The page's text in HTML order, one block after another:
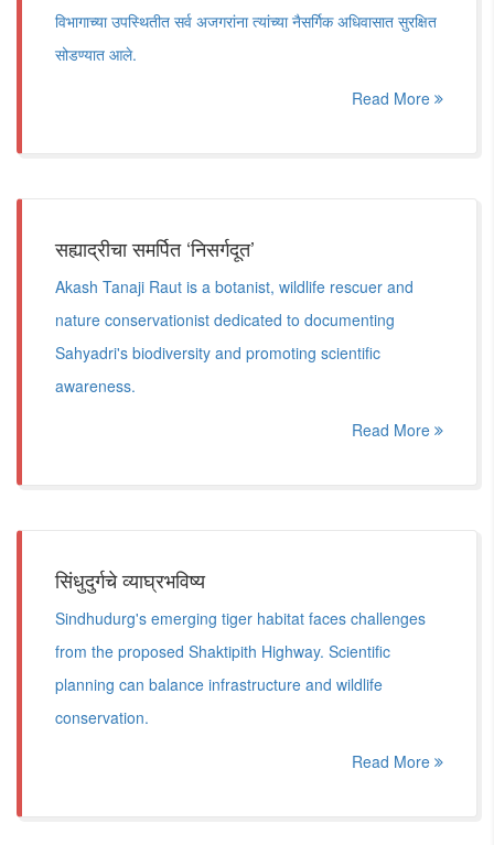
विभागाच्या उपस्थितीत सर्व अजगरांना त्यांच्या नैसर्गिक अधिवासात सुरक्षित
सोडण्यात आले.
Read More
सह्याद्रीचा समर्पित ‘निसर्गदूत’
Akash Tanaji Raut is a botanist, wildlife rescuer and
nature conservationist dedicated to documenting
Sahyadri's biodiversity and promoting scientific
awareness.
Read More
सिंधुदुर्गचे व्याघ्रभविष्य
Sindhudurg's emerging tiger habitat faces challenges
from the proposed Shaktipith Highway. Scientific
planning can balance infrastructure and wildlife
conservation.
Read More